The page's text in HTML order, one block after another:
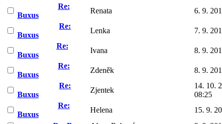
Re:
Buxus
Renata
6. 9.
Re:
Buxus
Lenka
7. 9.
Re:
Buxus
Ivana
8. 9.
Re:
Buxus
Zdeněk
8. 9.
Re:
Buxus
Zjentek
14. 10.
08:25
Re:
Buxus
Helena
15. 9.